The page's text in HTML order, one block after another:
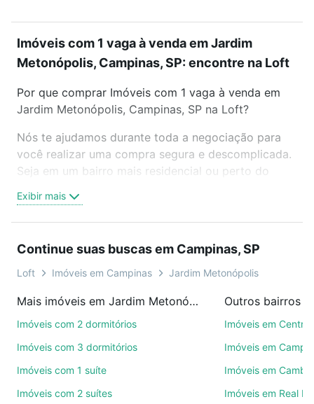
Imóveis com 1 vaga à venda em Jardim
Metonópolis, Campinas, SP: encontre na Loft
Por que comprar Imóveis com 1 vaga à venda em
Jardim Metonópolis, Campinas, SP na Loft?
Nós te ajudamos durante toda a negociação para
você realizar uma compra segura e descomplicada.
Seja em um bairro mais residencial ou perto do
oferta ideal de Imóveis com 1 vaga à venda em
Jardim Metonópolis, Campinas, SP para conquistar
videochamada, é grátis, sem compromisso e você
ainda conta com mais de 46 mil corretores e
de imóveis.
ruas, bairros e até condomínios favoritos. Você
também pode usar os filtros como quantidade de
Exibir mais
Continue suas buscas em Campinas, SP
Loft Imóveis em Campinas Jardim Metonópolis
Mais imóveis em Jardim Metonópolis
Imóveis com 2 dormitórios
Imóveis com 3 dormitórios
Imóveis com 1 suíte
Imóveis com 2 suítes
Outros bairros
Imóveis em Centro
Imóveis em
Imóveis em Cambuí
Imóveis em Real